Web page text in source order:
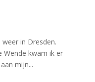
in Dresden.
Wende kwam ik er
mijn...